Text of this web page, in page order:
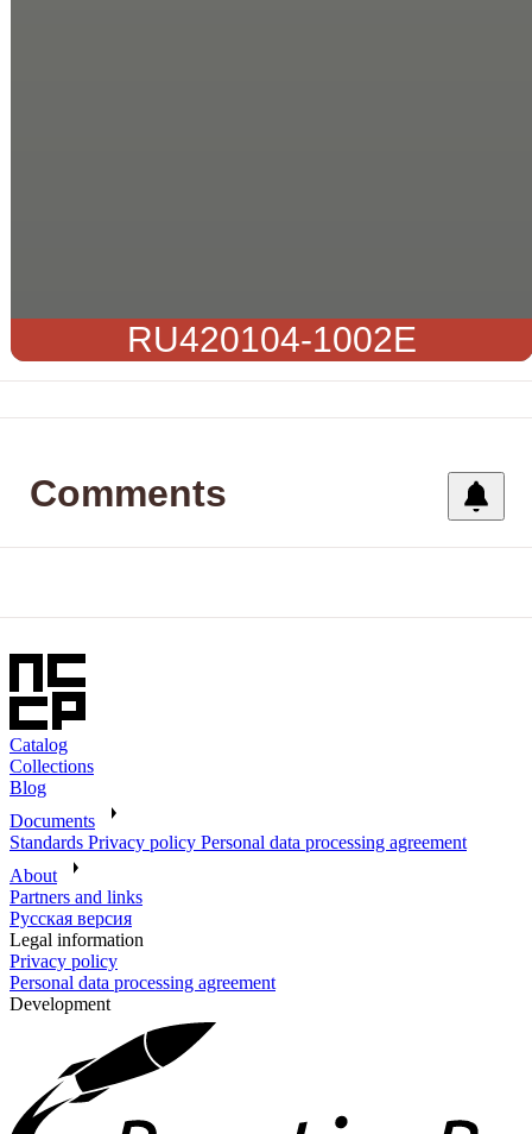
RU420104-1002E
Comments
Catalog
Collections
Blog
Documents
Standards Privacy policy Personal data processing agreement
About
Partners and links
Русская версия
Legal information
Privacy policy
Personal data processing agreement
Development